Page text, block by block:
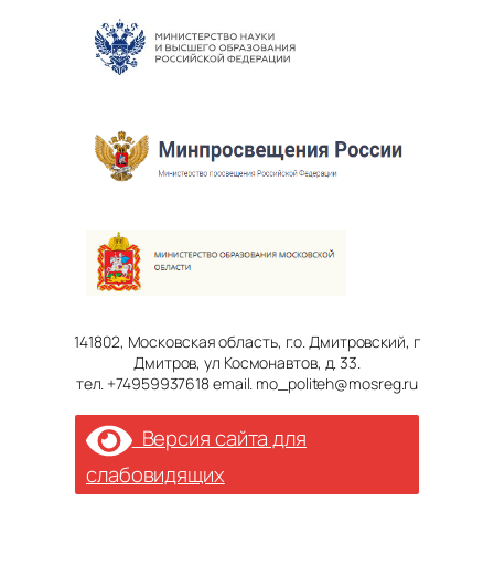
141802, Московская область, г.о. Дмитровский, г
Дмитров, ул Космонавтов, д. 33.
тел. +74959937618 email. mo_politeh@mosreg.ru
Версия сайта для
слабовидящих